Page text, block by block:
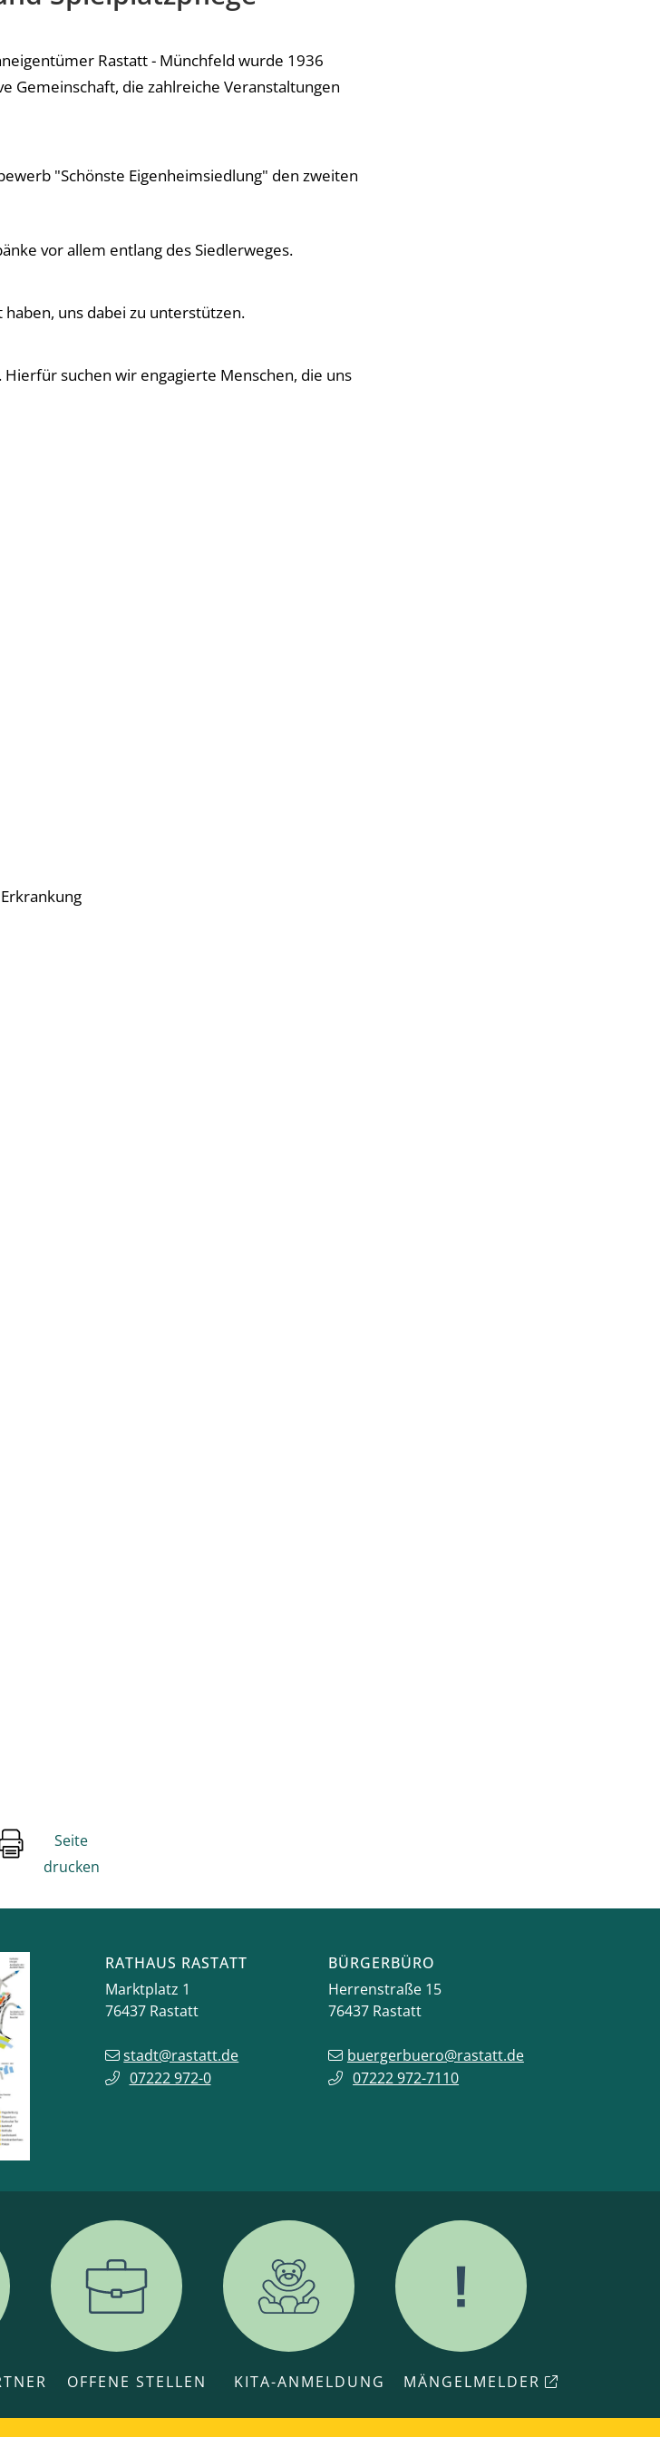
Rastatt - Münchfeld wurde 1936
Gemeinschaft, die zahlreiche Veranstaltungen
"Schönste Eigenheimsiedlung" den zweiten
vor allem entlang des Siedlerweges.
uns dabei zu unterstützen.
suchen wir engagierte Menschen, die uns
Seite
drucken
RATHAUS RASTATT
Marktplatz 1
76437 Rastatt
stadt@rastatt.de
07222 972-0
BÜRGERBÜRO
Herrenstraße 15
76437 Rastatt
buergerbuero@rastatt.de
07222 972-7110
OFFENE STELLEN KITA-ANMELDUNG MÄNGELMELDER